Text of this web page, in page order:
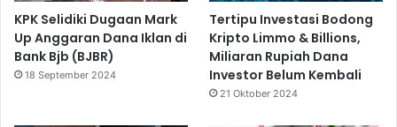
KPK Selidiki Dugaan Mark
Up Anggaran Dana Iklan di
Bank Bjb (BJBR)
18 September 2024
Tertipu Investasi Bodong
Kripto Limmo & Billions,
Miliaran Rupiah Dana
Investor Belum Kembali
21 Oktober 2024